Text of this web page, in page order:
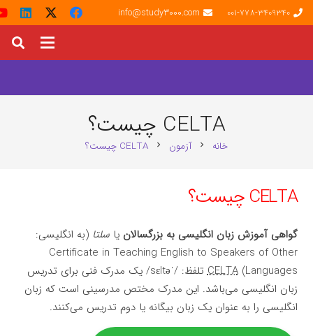
001-778-3409340
info@study3000.com
CELTA چیست؟
خانه chevron_right آزمون chevron_right CELTA چیست؟
CELTA چیست؟
گواهی آموزش زبان انگلیسی به بزرگسالان یاسلتا (به انگلیسی:
Certificate in Teaching English to Speakers of Other
Languages
)
CELTA
تلفظ: /ˈsɛltə/ یک مدرک فنی برای تدریس
زبان انگلیسی می‌باشد. این مدرک مختص مدرسینی است که زبان
انگلیسی را به عنوان یک زبان بیگانه یا دوم تدریس می‌کنند.